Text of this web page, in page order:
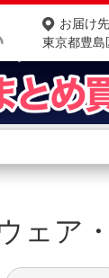
お届け先
東京都豊島
カテゴリ一覧か
ェア